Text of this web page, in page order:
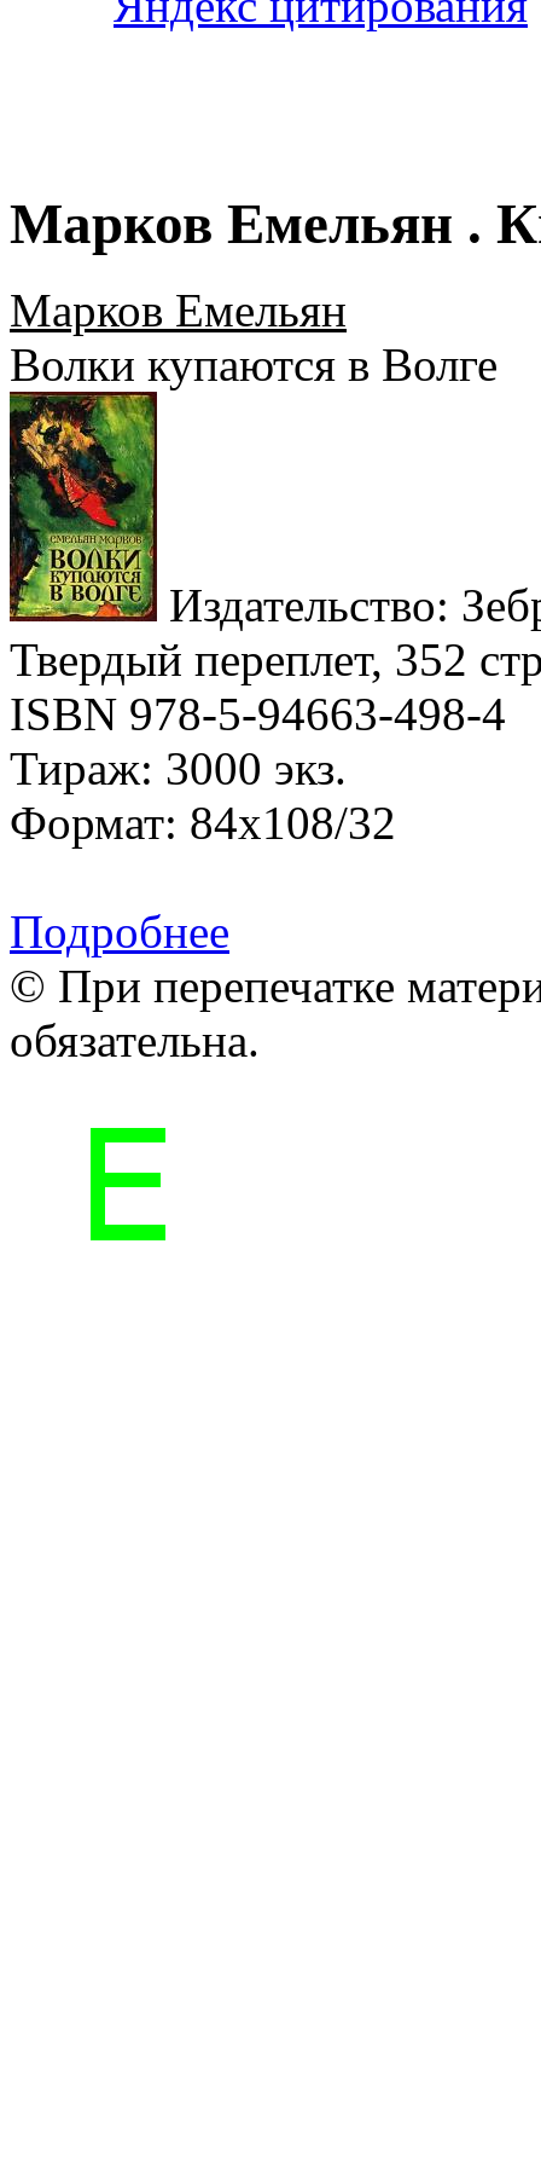
Марков Емельян .
Марков Емельян
Волки купаются в Волге
Издательство:
Твердый переплет, 352
ISBN 978-5-94663-498-4
Тираж: 3000 экз.
Формат: 84x108/32
Подробнее
© При перепечатке
обязательна.